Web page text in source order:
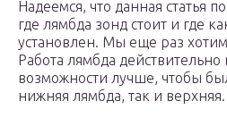
Надеемся, что данная статья
где лямбда зонд стоит и где
установлен. Мы еще раз
Работа лямбда
возможности лучше, чтобы
нижняя лямбда, так и верхняя.